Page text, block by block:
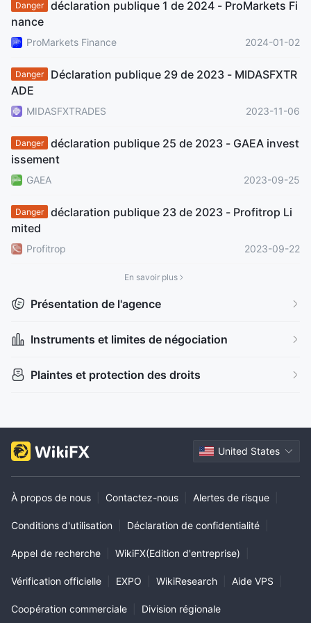
Risque élevé potentiel
Risque élevé potentiel
Danger
déclaration publique 1 de 2024 - ProMarkets Fi
nance
ProMarkets Finance 2024-01-02
Danger
Déclaration publique 29 de 2023 - MIDASFXTR
ADE
MIDASFXTRADES 2023-11-06
Danger
déclaration publique 25 de 2023 - GAEA invest
issement
GAEA 2023-09-25
Danger
déclaration publique 23 de 2023 - Profitrop Li
mited
Profitrop 2023-09-22
En savoir plus
Présentation de l'agence
Instruments et limites de négociation
Plaintes et protection des droits
United States
À propos de nous Contactez-nous Alertes de risque
Conditions d'utilisation Déclaration de confidentialité
Appel de recherche WikiFX(Edition d'entreprise)
Vérification officielle EXPO WikiResearch Aide VPS
Coopération commerciale Division régionale